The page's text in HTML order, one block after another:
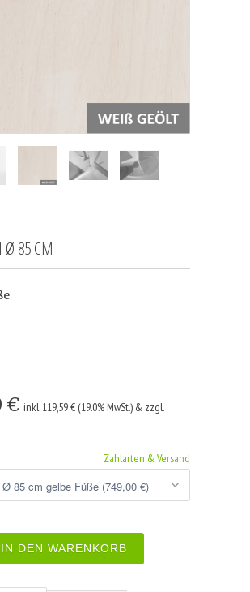
Ø 85 CM
€ inkl. 119,59 € (19.0% MwSt.) & zzgl.
Zahlarten & Versand
IN DEN WARENKORB